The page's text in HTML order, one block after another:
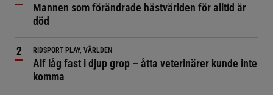
Mannen som förändrade hästvärlden för alltid är
död
RIDSPORT PLAY, VÄRLDEN
Alf låg fast i djup grop – åtta veterinärer kunde inte
komma